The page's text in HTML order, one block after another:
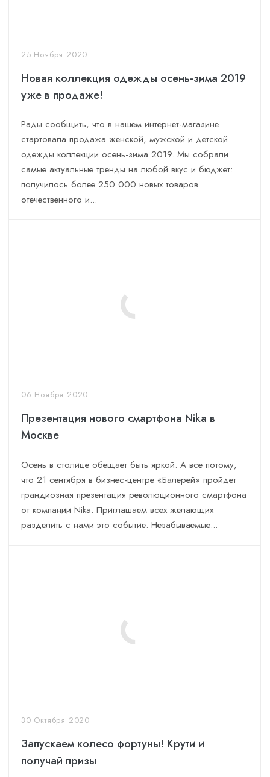
25 Ноября 2020
Новая коллекция одежды осень-зима 2019
уже в продаже!
Рады сообщить, что в нашем интернет-магазине
стартовала продажа женской, мужской и детской
одежды коллекции осень-зима 2019. Мы собрали
самые актуальные тренды на любой вкус и бюджет:
получилось более 250 000 новых товаров
отечественного и...
06 Ноября 2020
Презентация нового смартфона Nika в
Москве
Осень в столице обещает быть яркой. А все потому,
что 21 сентября в бизнес-центре «Балерей» пройдет
грандиозная презентация революционного смартфона
от компании Nika. Приглашаем всех желающих
разделить с нами это событие. Незабываемые...
30 Октября 2020
Запускаем колесо фортуны! Крути и
получай призы